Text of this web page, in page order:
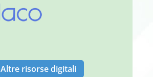
Altre risorse digitali